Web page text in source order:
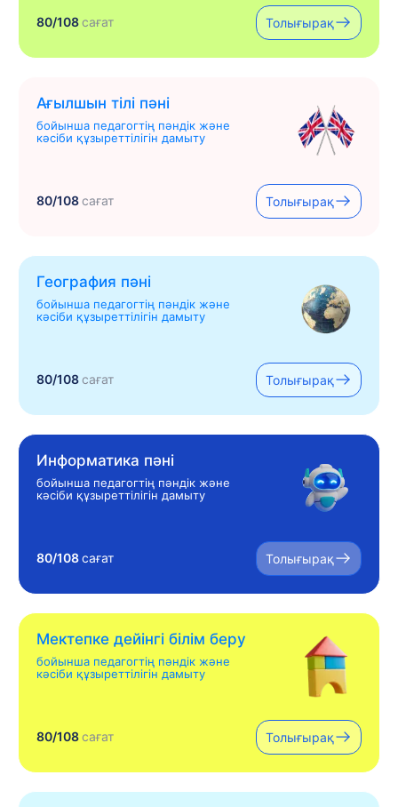
80/108сағат Толығырақ
Ағылшын тілі пәні
бойынша педагогтің пәндік және
кәсіби құзыреттілігін дамыту
80/108сағат Толығырақ
География пәні
бойынша педагогтің пәндік және
кәсіби құзыреттілігін дамыту
80/108сағат Толығырақ
Информатика пәні
бойынша педагогтің пәндік және
кәсіби құзыреттілігін дамыту
80/108сағат Толығырақ
Мектепке дейінгі білім беру
бойынша педагогтің пәндік және
кәсіби құзыреттілігін дамыту
80/108сағат Толығырақ